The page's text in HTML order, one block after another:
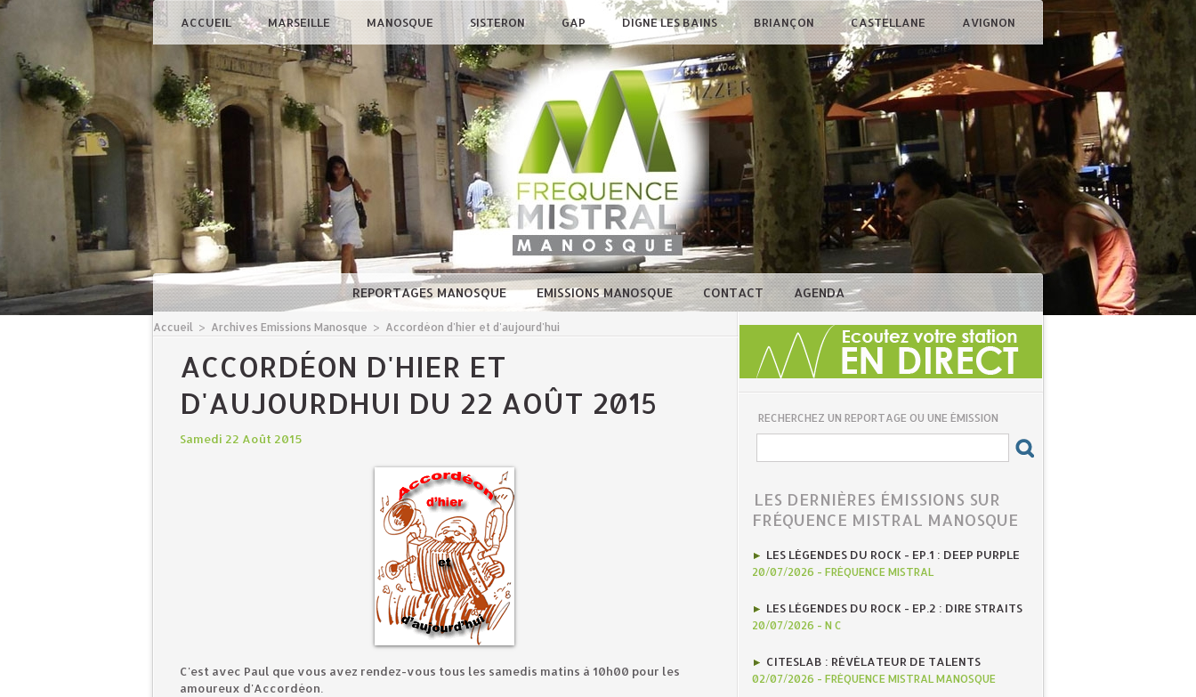
ACCUEIL MARSEILLE MANOSQUE SISTERON GAP DIGNE LES BAINS BRIANÇON CASTELLANE AVIGNON
REPORTAGES MANOSQUE EMISSIONS MANOSQUE CONTACT AGENDA
Accueil > Archives Emissions Manosque > Accordéon d'hier et d'aujourd'hui
ACCORDÉON D'HIER ET
D'AUJOURDHUI DU 22 AOÛT 2015
Samedi 22 Août 2015
C'est avec Paul que vous avez rendez-vous tous les samedis matins à 10h00 pour les
amoureux d'Accordéon.
RECHERCHEZ UN REPORTAGE OU UNE ÉMISSION
LES DERNIÈRES ÉMISSIONS SUR
FRÉQUENCE MISTRAL MANOSQUE
LES LÉGENDES DU ROCK - EP.1 : DEEP PURPLE
20/07/2026 - FRÉQUENCE MISTRAL
LES LÉGENDES DU ROCK - EP.2 : DIRE STRAITS
20/07/2026 - N C
CITESLAB : RÉVÉLATEUR DE TALENTS
02/07/2026 - FRÉQUENCE MISTRAL MANOSQUE